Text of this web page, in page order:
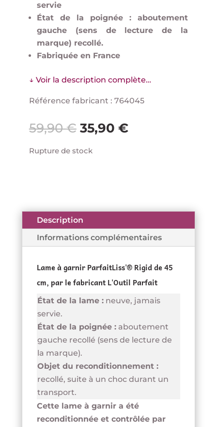
servie
État de la poignée : aboutement
gauche (sens de lecture de la
marque) recollé.
Fabriquée en France
↓ Voir la description complète…
Référence fabricant : 764045
59,90€ Le
initial
35,90 €Le
Rupture de stock
Description
Informations complémentaires
Lame à garnir ParfaitLiss'® Rigid de 45
cm, par le fabricant L'Outil Parfait
État de la lame :neuve, jamais
servie.
État de la poignée :aboutement
gauche recollé (sens de lecture de
la marque).
Objet du reconditionnement :
recollé, suite à un choc durant un
transport.
Cette lame à garnir a été
reconditionnée et contrôlée par